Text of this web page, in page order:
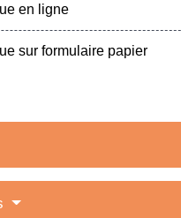
en ligne
sur formulaire papier